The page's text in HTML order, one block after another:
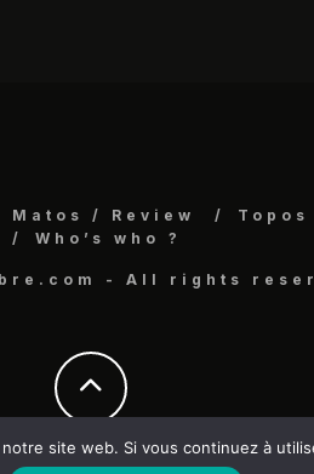
Matos / Review Topos
Who’s who ?
- All rights
site web. Si vous continuez à